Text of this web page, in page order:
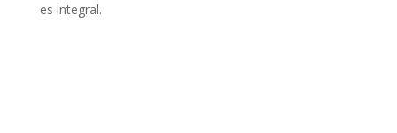
es integral.